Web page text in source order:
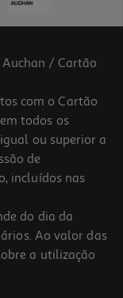
/ Cartão
com o Cartão
todos os
ou superior a
de
incluídos nas
do dia da
Ao valor das
a utilização